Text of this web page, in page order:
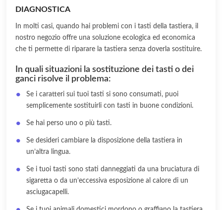
DIAGNOSTICA
In molti casi, quando hai problemi con i tasti della tastiera, il
nostro negozio offre una soluzione ecologica ed economica
che ti permette di riparare la tastiera senza doverla sostituire.
In quali situazioni la sostituzione dei tasti o dei
ganci risolve il problema:
Se i caratteri sui tuoi tasti si sono consumati, puoi
semplicemente sostituirli con tasti in buone condizioni.
Se hai perso uno o più tasti.
Se desideri cambiare la disposizione della tastiera in
un’altra lingua.
Se i tuoi tasti sono stati danneggiati da una bruciatura di
sigaretta o da un’eccessiva esposizione al calore di un
asciugacapelli.